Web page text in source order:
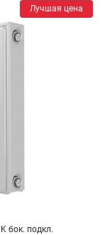
Лучшая цена
бок. подкл.